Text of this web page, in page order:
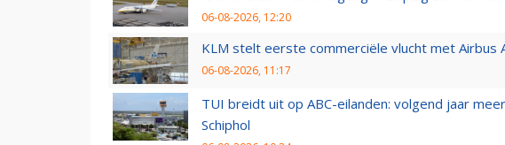
06-08-2026, 12:20
KLM stelt eerste commerciële vlucht met Airbus
06-08-2026, 11:17
TUI breidt uit op ABC-eilanden: volgend jaar
Schiphol